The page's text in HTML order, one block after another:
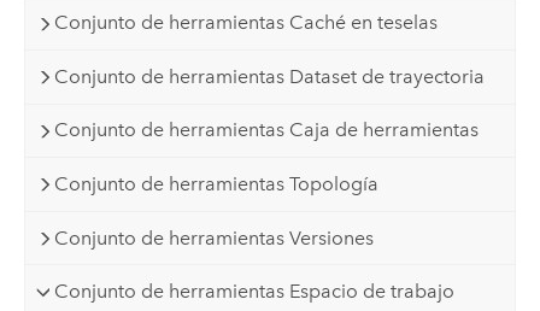
Conjunto de herramientas Caché en teselas
Conjunto de herramientas Dataset de trayectoria
Conjunto de herramientas Caja de herramientas
Conjunto de herramientas Topología
Conjunto de herramientas Versiones
Conjunto de herramientas Espacio de trabajo